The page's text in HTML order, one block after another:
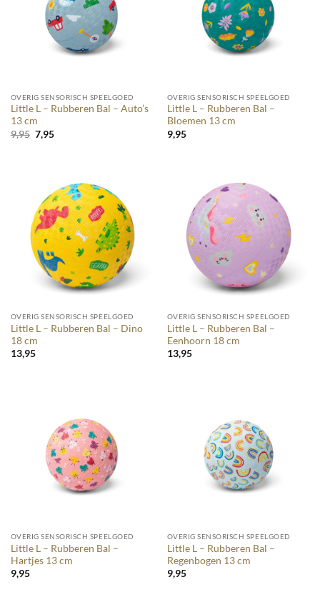
OVERIG SENSORISCH SPEELGOED
Little L – Rubberen Bal – Auto’s
13 cm
9,95 Oorspronkelijke
prijs
7,95Huidige
OVERIG SENSORISCH SPEELGOED
Little L – Rubberen Bal –
Bloemen 13 cm
9,95
OVERIG SENSORISCH SPEELGOED
Little L – Rubberen Bal – Dino
18 cm
13,95
OVERIG SENSORISCH SPEELGOED
Little L – Rubberen Bal –
Eenhoorn 18 cm
13,95
OVERIG SENSORISCH SPEELGOED
Little L – Rubberen Bal –
Hartjes 13 cm
9,95
OVERIG SENSORISCH SPEELGOED
Little L – Rubberen Bal –
Regenbogen 13 cm
9,95